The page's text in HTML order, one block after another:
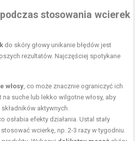
stosowania wcierek
do skóry głowy unikanie błędów jest
rezultatów. Najczęściej spotykane
włosy , co może znacznie ograniczyć ich
na suche lub lekko wilgotnewłosy, aby
aktywnych
co osłabia efekty działania. Ustal stały
wcierkę, np. 2-3 razy w tygodniu.